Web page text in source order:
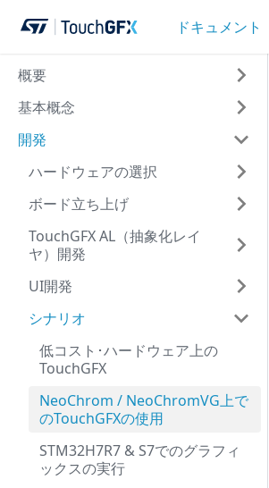
ドキュメント
概要
基本概念
開発
ハードウェアの選択
ボード立ち上げ
TouchGFX AL（抽象化レイ
ヤ）開発
UI開発
シナリオ
低コスト･ハードウェア上の
TouchGFX
NeoChrom / NeoChromVG上で
のTouchGFXの使用
STM32H7R7 & S7でのグラフィ
ックスの実行